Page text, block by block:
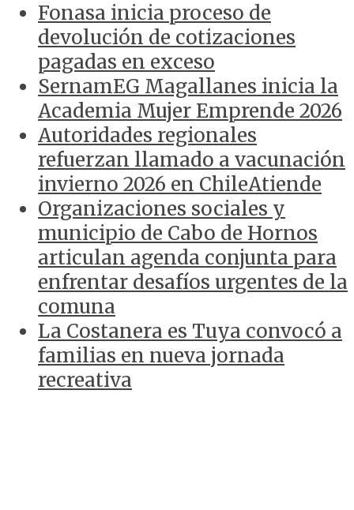
Fonasa inicia proceso de
devolución de cotizaciones
pagadas en exceso
SernamEG Magallanes inicia la
Academia Mujer Emprende 2026
Autoridades regionales
refuerzan llamado a vacunación
invierno 2026 en ChileAtiende
Organizaciones sociales y
municipio de Cabo de Hornos
articulan agenda conjunta para
enfrentar desafíos urgentes de la
comuna
La Costanera es Tuya convocó a
familias en nueva jornada
recreativa